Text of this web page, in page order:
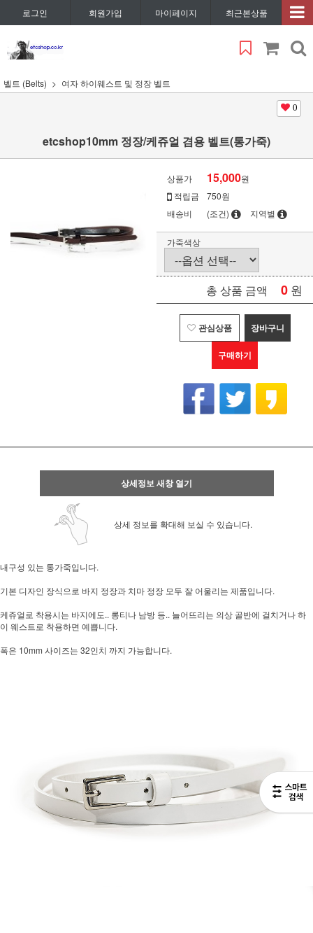
로그인 회원가입 마이페이지 최근본상품
벨트 (Belts) 여자 하이웨스트 및 정장 벨트
0
etcshop10mm 정장/케쥬얼 겸용 벨트(통가죽)
상품가 15,000원
적립금
750원
배송비
(조건) 지역별
가죽색상
총 상품 금액 0 원
관심상품 장바구니
구매하기
상세정보 새창 열기
상세 정보를 확대해 보실 수 있습니다.
내구성 있는 통가죽입니다.
기본 디자인 장식으로 바지 정장과 치마 정장 모두 잘 어울리는 제품입니다.
케쥬얼로 착용시는 바지에도.. 롱티나 남방 등.. 늘어뜨리는 의상 골반에 걸치거나 하
이 웨스트로 착용하면 예쁩니다.
폭은 10mm 사이즈는 32인치 까지 가능합니다.